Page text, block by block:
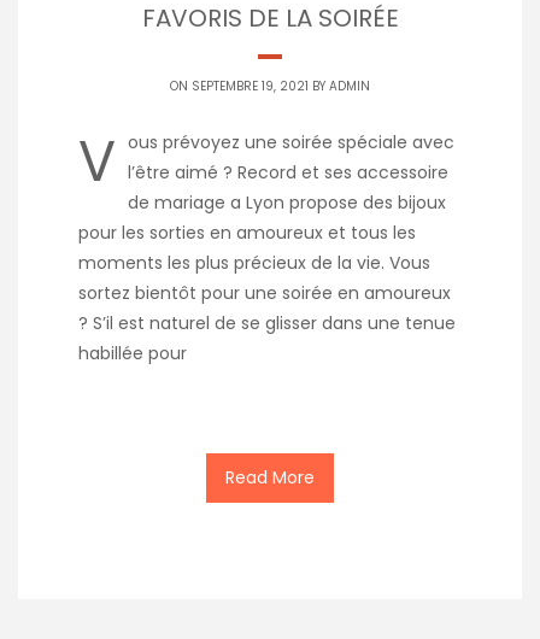
FAVORIS DE LA SOIRÉE
ON SEPTEMBRE 19, 2021 BY ADMIN
V ous prévoyez une soirée spéciale avec
l’être aimé ? Record et ses accessoire
de mariage a Lyon propose des bijoux
pour les sorties en amoureux et tous les
moments les plus précieux de la vie. Vous
sortez bientôt pour une soirée en amoureux
? S’il est naturel de se glisser dans une tenue
habillée pour
Read More